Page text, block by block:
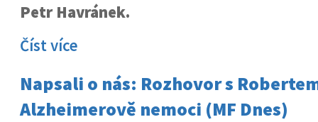
Petr Havránek.
Číst více
Napsali o nás: Rozhovor s
Alzheimerově nemoci (MF Dnes)